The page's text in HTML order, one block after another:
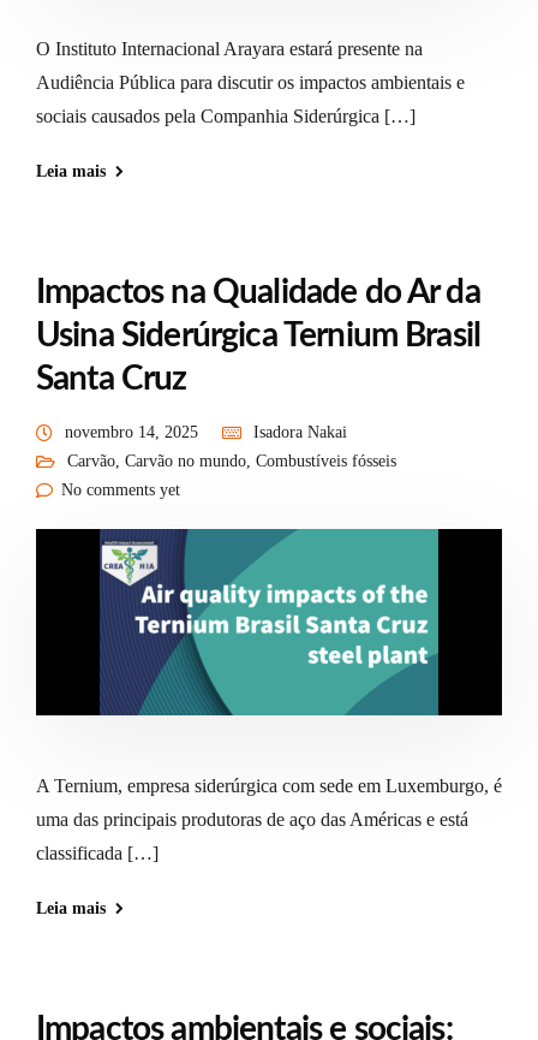
O Instituto Internacional Arayara estará presente na
Audiência Pública para discutir os impactos ambientais e
sociais causados pela Companhia Siderúrgica […]
Leia mais
Impactos na Qualidade do Ar da
Usina Siderúrgica Ternium Brasil
Santa Cruz
novembro 14, 2025
Isadora Nakai
Carvão Carvão no mundo Combustíveis fósseis
No comments yet
A Ternium, empresa siderúrgica com sede em Luxemburgo, é
uma das principais produtoras de aço das Américas e está
classificada […]
Leia mais
Impactos ambientais e sociais: